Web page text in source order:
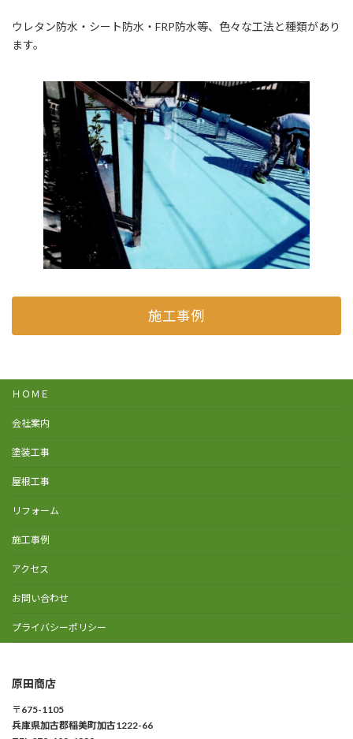
ウレタン防水・シート防水・FRP防水等、色々な工法と種類があり
ます。
施工事例
ＨＯＭＥ
会社案内
塗装工事
屋根工事
リフォーム
施工事例
アクセス
お問い合わせ
プライバシーポリシー
原田商店
〒 675-1105
兵庫県加古郡稲美町加古1222-66